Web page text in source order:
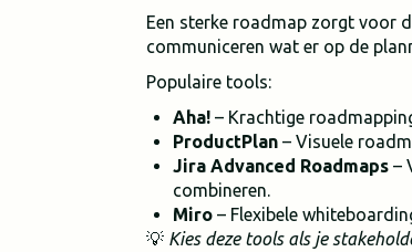
Een sterke roadmap zorgt voor
communiceren wat er op de
Populaire tools:
Aha! – Krachtige
ProductPlan – Visuele
Jira Advanced Roadmaps –
combineren.
Miro – Flexibele
💡 Kies deze tools als je